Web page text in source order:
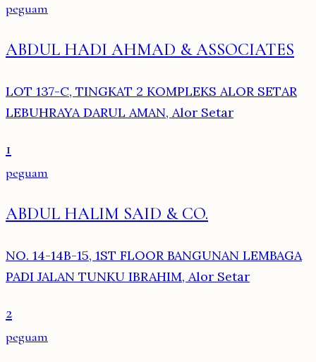
peguam
ABDUL HADI AHMAD & ASSOCIATES
LOT 137-C, TINGKAT 2 KOMPLEKS ALOR SETAR
LEBUHRAYA DARUL AMAN, Alor Setar
1
peguam
ABDUL HALIM SAID & CO.
NO. 14-14B-15, 1ST FLOOR BANGUNAN LEMBAGA
PADI JALAN TUNKU IBRAHIM, Alor Setar
2
peguam